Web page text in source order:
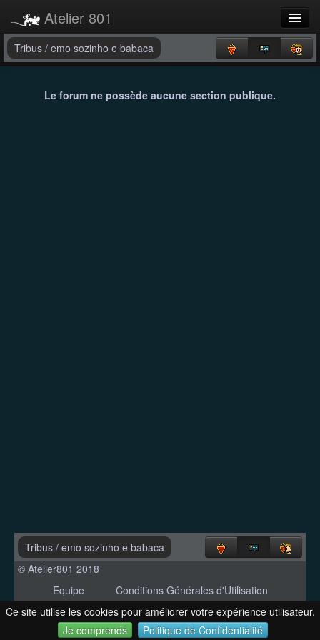
Ce site utilise les cookies pour améliorer votre expérience utilisateur.
Je comprends
Politique de Confidentialité
Atelier 801
Forums
Tribus / emo sozinho e babaca
Le forum ne possède aucune section publique.
Tribus / emo sozinho e babaca
© Atelier801 2018
Equipe
Conditions Générales d'Utilisation
Politique de Confidentialité
Contact
Version 1.27